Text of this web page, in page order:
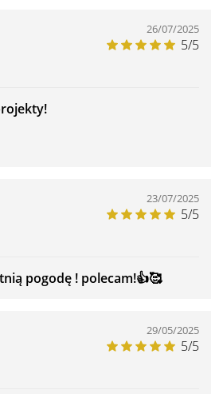
26/07/2025
5/5
23/07/2025
5/5
pogodę ! polecam!👍️🥰
29/05/2025
5/5